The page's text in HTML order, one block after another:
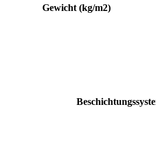
Gewicht (kg/m2)